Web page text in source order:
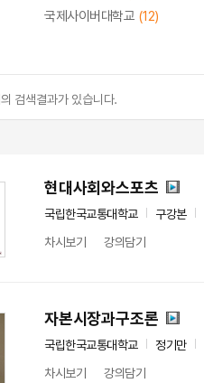
국제사이버대학교 (12)
의 검색결과가 있습니다.
현대사회와스포츠
국립한국교통대학교 구강본
차시보기
강의담기
자본시장과구조론
국립한국교통대학교 정기만
차시보기
강의담기